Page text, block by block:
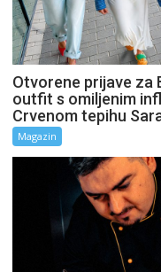
Otvorene prijave za
outfit s omiljenim
Crvenom tepihu
Magazin